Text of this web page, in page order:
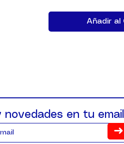
Añadir al
en tu email
➜